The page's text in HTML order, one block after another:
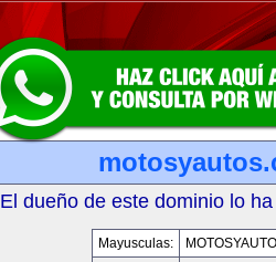
El dueño de este dominio lo
Mayusculas: